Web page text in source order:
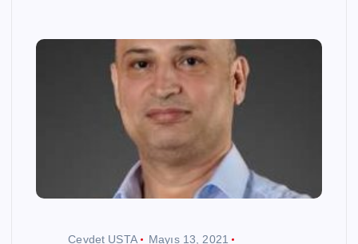
Cevdet USTA
Mayıs 13, 2021